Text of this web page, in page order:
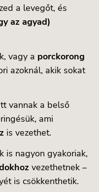
a levegőt, és
az agyad)
vagy a porckorong
azoknál, akik sokat
vannak a belső
ami
is vezethet.
is nagyon gyakoriak,
vezethetnek –
is csökkenthetik.